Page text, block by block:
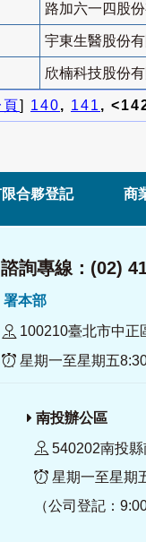
路加六一四股
宇東生醫股份有
欣楠科技股份
] 140, 141,
合夥登記 商
詢專線：(02)
署本部
100210臺北市中正
星期一至星期五
南投辦公區
540202南投
星期一至星期
（公司登記：